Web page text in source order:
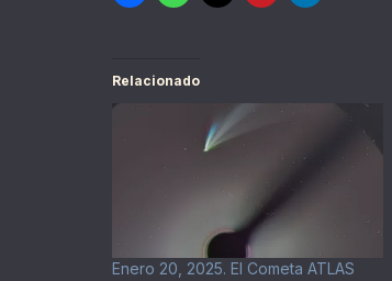
Relacionado
Enero 20, 2025. El Cometa ATLAS